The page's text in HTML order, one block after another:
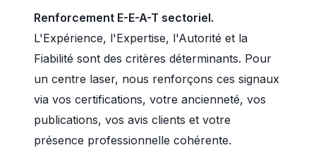
Renforcement E-E-A-T sectoriel.
L'Expérience, l'Expertise, l'Autorité et la
Fiabilité sont des critères déterminants. Pour
un centre laser, nous renforçons ces signaux
via vos certifications, votre ancienneté, vos
publications, vos avis clients et votre
présence professionnelle cohérente.